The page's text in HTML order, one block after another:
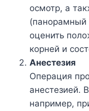
осмотр, а
(панорамный
оценить
корней и
Анестезия
Операция
анестезией.
например,